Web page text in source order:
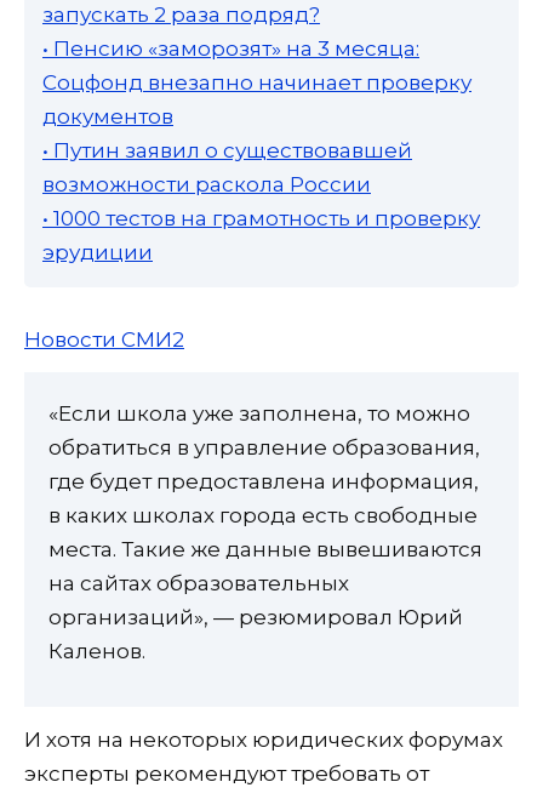
запускать 2 раза подряд?
• Пенсию «заморозят» на 3 месяца:
Соцфонд внезапно начинает проверку
документов
• Путин заявил о существовавшей
возможности раскола России
• 1000 тестов на грамотность и проверку
эрудиции
Новости СМИ2
«Если школа уже заполнена, то можно
обратиться в управление образования,
где будет предоставлена информация,
в каких школах города есть свободные
места. Такие же данные вывешиваются
на сайтах образовательных
организаций», — резюмировал Юрий
Каленов.
И хотя на некоторых юридических форумах
эксперты рекомендуют требовать от